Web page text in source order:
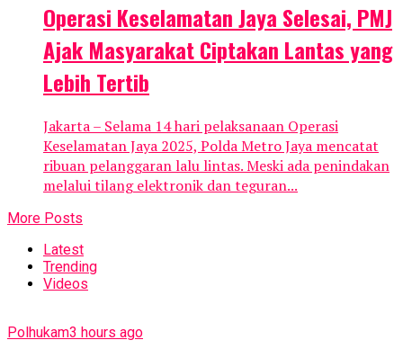
Operasi Keselamatan Jaya Selesai, PMJ
Ajak Masyarakat Ciptakan Lantas yang
Lebih Tertib
Jakarta – Selama 14 hari pelaksanaan Operasi
Keselamatan Jaya 2025, Polda Metro Jaya mencatat
ribuan pelanggaran lalu lintas. Meski ada penindakan
melalui tilang elektronik dan teguran...
More Posts
Latest
Trending
Videos
Polhukam3 hours ago